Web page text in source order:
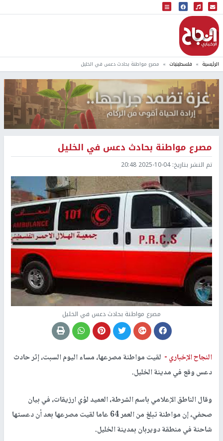
البث المباشر
إذاعة النجاح
الرئيسية فلسطينيات مصرع مواطنة بحادث دعس في الخليل
مصرع مواطنة بحادث دعس في الخليل
تم النشر بتاريخ:2025-10-04 20:48
مصرع مواطنة بحادث دعس في الخليل
النجاح الإخباري - لقيت مواطنة مصرعها، مساء اليوم السبت، إثر حادث
دعس وقع في مدينة الخليل.
وقال الناطق الإعلامي باسم الشرطة، العميد لؤي ارزيقات، في بيان
صحفي، إن مواطنة تبلغ من العمر 64 عاما لقيت مصرعها بعد أن دعستها
شاحنة في منطقة دويربان بمدينة الخليل.